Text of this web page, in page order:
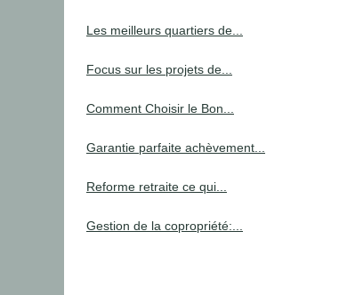
Les meilleurs quartiers de...
Focus sur les projets de...
Comment Choisir le Bon...
Garantie parfaite achèvement...
Reforme retraite ce qui...
Gestion de la copropriété:...